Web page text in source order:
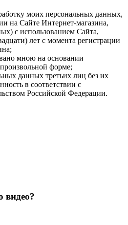
моих персональных данных,
на Сайте Интернет-магазина,
с использованием Cайта,
лет с момента регистрации
мною на основании
форме;
данных третьих лиц без их
в соответствии с
Российской Федерации.
видео?